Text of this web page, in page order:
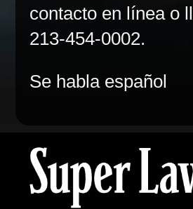
contacto en línea o
213-454-0002.
Se habla español